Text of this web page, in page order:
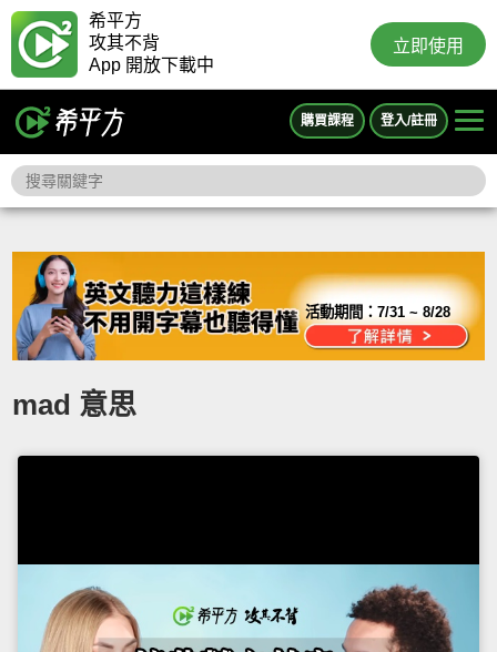
希平方
攻其不背
App 開放下載中
立即使用
購買課程 登入/註冊
活動期間：7/31 ~ 8/28
mad 意思